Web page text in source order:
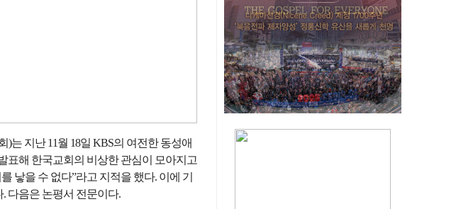
는 지난 11월 18일 KBS의 여전한 동성애
표해 한국교회의 비상한 관심이 모아지고
낳을 수 없다”라고 지적을 했다. 이에 기
다음은 논평서 전문이다.